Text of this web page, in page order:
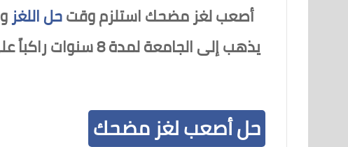
أصعب لغز مضحك استلزم وقتحل اللغز
حل أصعب لغز مضحك